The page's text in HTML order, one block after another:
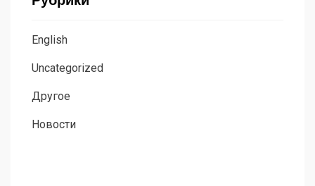
English
Uncategorized
Другое
Новости